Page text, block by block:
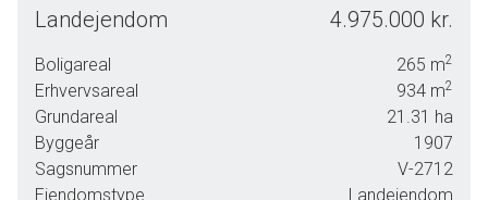
flotte udearealer og en rummelig bolig?
På Skødstrupvej udbydes denne ejendom med i alt ca. 21,3
ha jord – heraf ca. 11,1 ha støtteberettiget jord og ca. 0,8
ha permanent græs. Resten udgøres af bygningsparcel,
natur, skov med lysåbne arealer og en idyllisk sø.
Stuehuset er på hele 265 m² fordelt på to plan og byder på
Landejendom 4.975.000 kr.
Boligareal 265 m2
Erhvervsareal 934 m2
Grundareal 21.31 ha
Byggeår
1907
Sagsnummer
V-2712
Ejendomstype
Landejendom